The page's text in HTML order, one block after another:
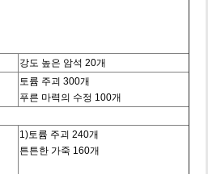
강도 높은 암석 20개
토륨 주괴 300개
푸른 마력의 수정 100개
1)토륨 주괴 240개
튼튼한 가죽 160개